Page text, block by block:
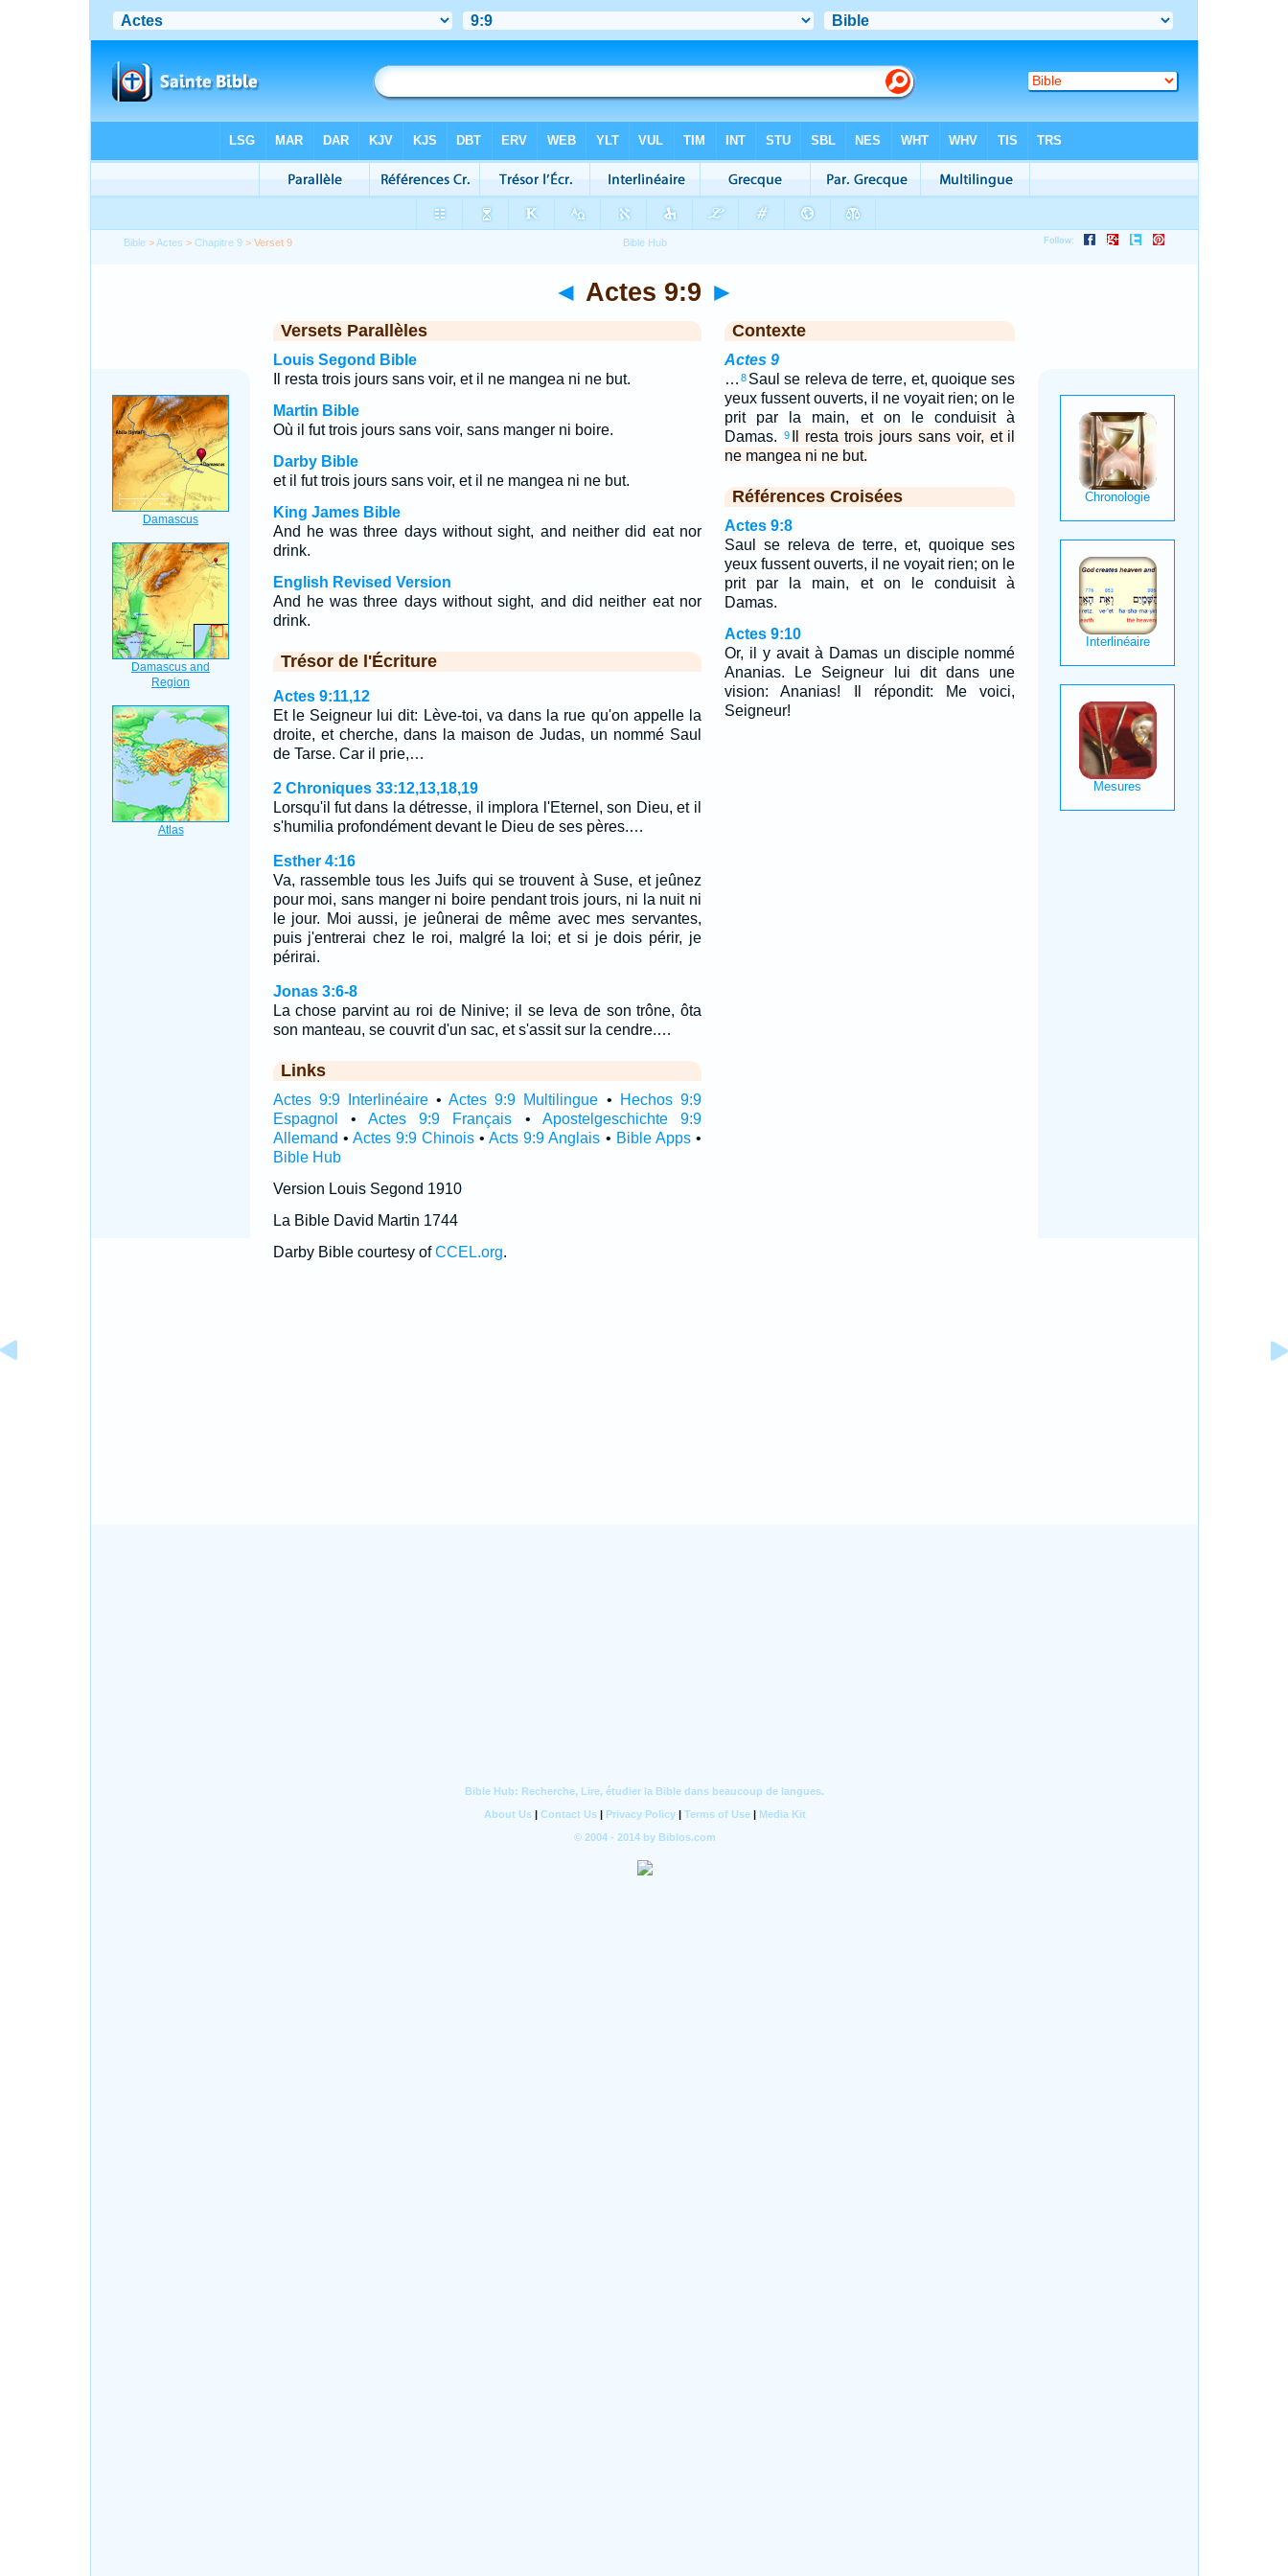
Bible >Actes >Chapitre 9 > Verset 9
◄ Actes 9:9 ►
Versets Parallèles
Louis Segond Bible
Il resta trois jours sans voir, et il ne mangea ni ne but.
Martin Bible
Où il fut trois jours sans voir, sans manger ni boire.
Darby Bible
et il fut trois jours sans voir, et il ne mangea ni ne but.
King James Bible
And he was three days without sight, and neither did eat nor
drink.
English Revised Version
And he was three days without sight, and did neither eat nor
drink.
Trésor de l'Écriture
Actes 9:11,12
Et le Seigneur lui dit: Lève-toi, va dans la rue qu'on appelle la
droite, et cherche, dans la maison de Judas, un nommé Saul
de Tarse. Car il prie,…
2 Chroniques 33:12,13,18,19
Lorsqu'il fut dans la détresse, il implora l'Eternel, son Dieu, et il
s'humilia profondément devant le Dieu de ses pères.…
Esther 4:16
Va, rassemble tous les Juifs qui se trouvent à Suse, et jeûnez
pour moi, sans manger ni boire pendant trois jours, ni la nuit ni
le jour. Moi aussi, je jeûnerai de même avec mes servantes,
puis j'entrerai chez le roi, malgré la loi; et si je dois périr, je
périrai.
Jonas 3:6-8
La chose parvint au roi de Ninive; il se leva de son trône, ôta
son manteau, se couvrit d'un sac, et s'assit sur la cendre.…
Links
Actes 9:9 Interlinéaire•Actes 9:9 Multilingue •
Hechos 9:9
Espagnol
• Actes 9:9 Français • Apostelgeschichte 9:9
Allemand • Actes 9:9 Chinois•Acts 9:9 Anglais • Bible Apps•
Bible Hub
Version Louis Segond 1910
La Bible David Martin 1744
Darby Bible courtesy ofCCEL.org.
Contexte
Actes 9
… 8 Saul se releva de terre, et, quoique ses
yeux fussent ouverts, il ne voyait rien; on le
prit par la main, et on le conduisit à
Damas.
9
Il resta trois jours sans voir, et il
ne mangea ni ne but.
Références Croisées
Actes 9:8
Saul se releva de terre, et, quoique ses
yeux fussent ouverts, il ne voyait rien; on le
prit par la main, et on le conduisit à
Damas.
Actes 9:10
Or, il y avait à Damas un disciple nommé
Ananias. Le Seigneur lui dit dans une
vision: Ananias! Il répondit: Me voici,
Seigneur!